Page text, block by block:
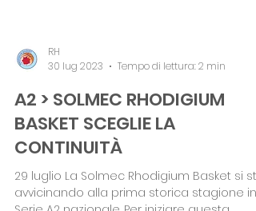
RH
30 lug 2023
Tempo di lettura: 2 min
A2 > SOLMEC RHODIGIUM
BASKET SCEGLIE LA
CONTINUITÀ